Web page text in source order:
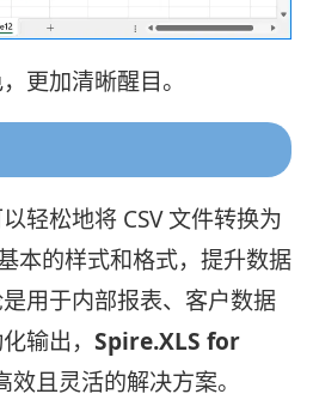
更加清晰醒目。
轻松地将 CSV 文件转换为
本的样式和格式，提升数据
用于内部报表、客户数据
输出， Spire.XLS for
且灵活的解决方案。